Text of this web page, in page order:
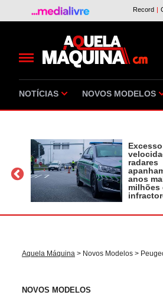
NOTÍCIAS NOVOS MODELOS
radares
anos
milhões
Aquela Máquina > Novos Modelos >
NOVOS MODELOS